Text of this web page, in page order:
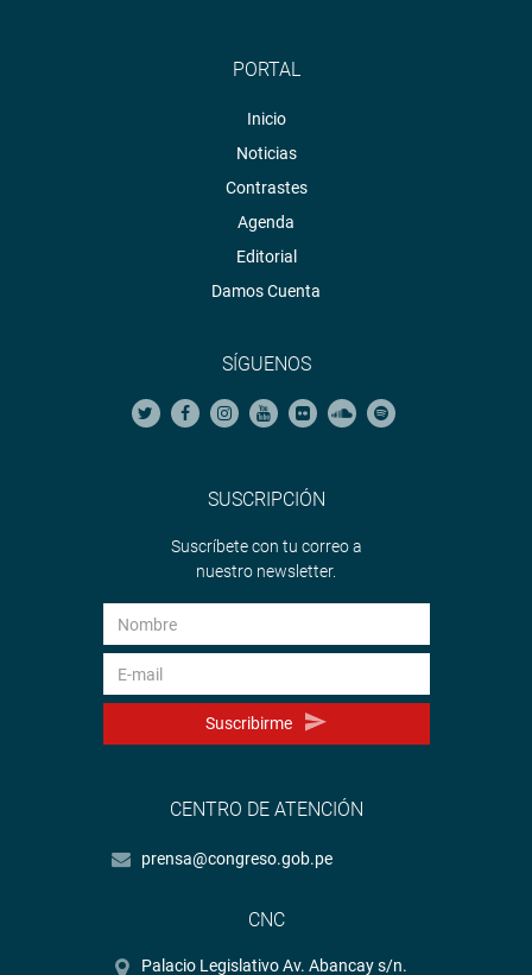
PORTAL
Inicio
Noticias
Contrastes
Agenda
Editorial
Damos Cuenta
SÍGUENOS
SUSCRIPCIÓN
Suscríbete con tu correo a
nuestro newsletter.
Suscribirme
CENTRO DE ATENCIÓN
prensa@congreso.gob.pe
CNC
Palacio Legislativo Av. Abancay s/n.